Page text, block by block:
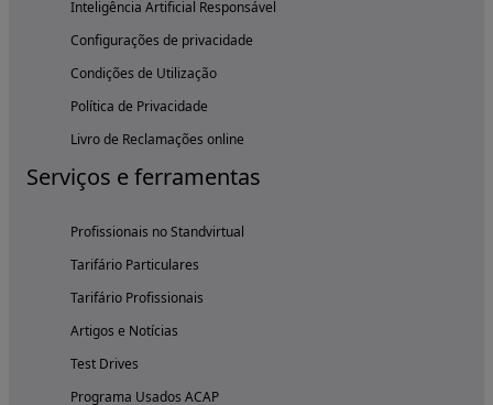
Inteligência Artificial Responsável
Configurações de privacidade
Condições de Utilização
Política de Privacidade
Livro de Reclamações online
Serviços e ferramentas
Profissionais no Standvirtual
Tarifário Particulares
Tarifário Profissionais
Artigos e Notícias
Test Drives
Programa Usados ACAP